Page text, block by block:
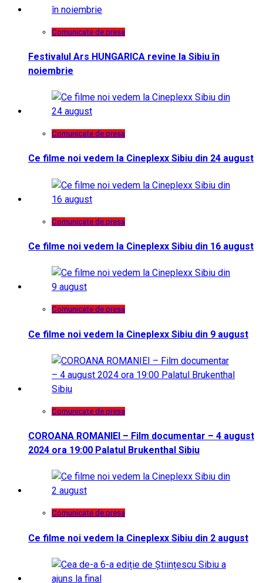
Comunicate de presa
Festivalul Ars HUNGARICA revine la Sibiu în
noiembrie
Comunicate de presa
Ce filme noi vedem la Cineplexx Sibiu din 24 august
Comunicate de presa
Ce filme noi vedem la Cineplexx Sibiu din 16 august
Comunicate de presa
Ce filme noi vedem la Cineplexx Sibiu din 9 august
Comunicate de presa
COROANA ROMANIEI – Film documentar – 4 august
2024 ora 19:00 Palatul Brukenthal Sibiu
Comunicate de presa
Ce filme noi vedem la Cineplexx Sibiu din 2 august